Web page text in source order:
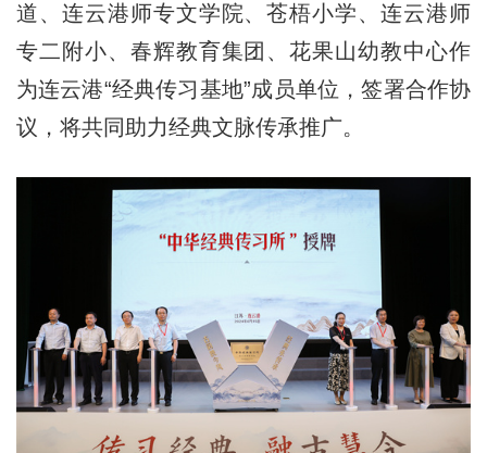
道、连云港师专文学院、苍梧小学、连云港师
专二附小、春辉教育集团、花果山幼教中心作
为连云港“经典传习基地”成员单位，签署合作协
议，将共同助力经典文脉传承推广。